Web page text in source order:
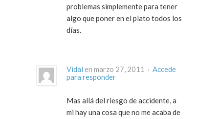
problemas simplemente para tener
algo que poner en el plato todos los
días.
Vidal en marzo 27, 2011 · Accede
para responder
Mas allá del riesgo de accidente, a
mi hay una cosa que no me acaba de